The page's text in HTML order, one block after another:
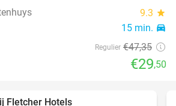
9.3 star
15 min. directions_car
Regulier €47,35
€29,50
Fletcher Hotels